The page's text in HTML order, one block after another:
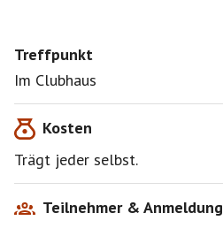
Treffpunkt
Im Clubhaus
Kosten
Trägt jeder selbst.
Teilnehmer & Anmeldung